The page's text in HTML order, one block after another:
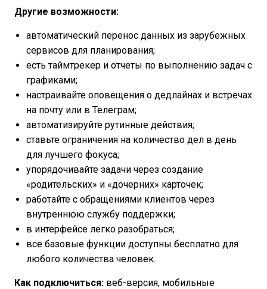
Другие возможности:
автоматический перенос данных из зарубежных
сервисов для планирования;
есть таймтрекер и отчеты по выполнению задач с
графиками;
настраивайте оповещения о дедлайнах и встречах
на почту или в Телеграм;
автоматизируйте рутинные действия;
ставьте ограничения на количество дел в день
для лучшего фокуса;
упорядочивайте задачи через создание
«родительских» и «дочерних» карточек;
работайте с обращениями клиентов через
внутреннюю службу поддержки;
в интерфейсе легко разобраться;
все базовые функции доступны бесплатно для
любого количества человек.
Как подключиться: веб-версия, мобильные